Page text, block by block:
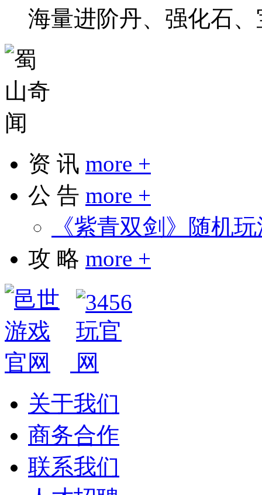
海量进阶丹、强化石
资 讯 more +
公 告 more +
《紫青双剑》随机
攻 略 more +
关于我们
商务合作
联系我们